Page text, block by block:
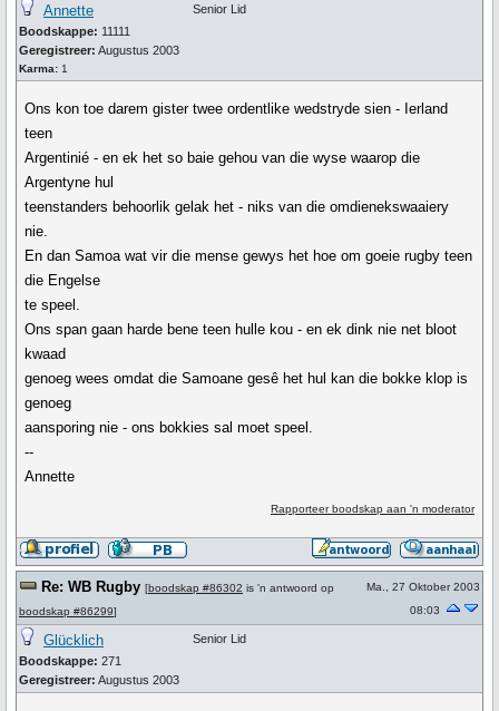
Annette
Boodskappe: 11111
Geregistreer: Augustus 2003
Karma: 1
Senior Lid
Ons kon toe darem gister twee ordentlike wedstryde sien - Ierland
teen
Argentinié - en ek het so baie gehou van die wyse waarop die
Argentyne hul
teenstanders behoorlik gelak het - niks van die omdienekswaaiery
nie.
En dan Samoa wat vir die mense gewys het hoe om goeie rugby teen
die Engelse
te speel.
Ons span gaan harde bene teen hulle kou - en ek dink nie net bloot
kwaad
genoeg wees omdat die Samoane gesê het hul kan die bokke klop is
genoeg
aansporing nie - ons bokkies sal moet speel.
--
Annette
Rapporteer boodskap aan 'n moderator
Re: WB Rugby [boodskap #86302 is 'n antwoord op
boodskap #86299]
Ma., 27 Oktober 2003
08:03
Glücklich
Boodskappe: 271
Geregistreer: Augustus 2003
Senior Lid